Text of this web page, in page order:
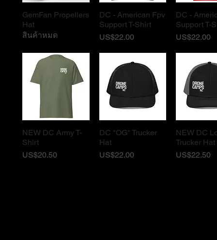
ดูข้อมูลด่วน
GemFan Propellers
Hat
สินค้าหมด
ดูข้อมูลด่วน
DC - American Fpv
Support T-Shirt
ราคา
US$22.00
ดูข้อมูล
DC -
Support T-
ราคา
US$22.00
ดูข้อมูลด่วน
NEW DC Army T-
Shirt
ราคา
US$20.50
ดูข้อมูลด่วน
DC "OG" Trucker
Hat
ราคา
US$22.00
ดูข้อมูล
NEW DC
Trucker Hat
ราคา
US$22.50